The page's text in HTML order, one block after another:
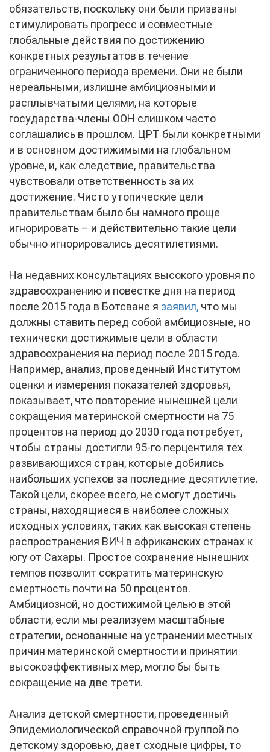
обязательств, поскольку они были призваны
стимулировать прогресс и совместные
глобальные действия по достижению
конкретных результатов в течение
ограниченного периода времени. Они не были
нереальными, излишне амбициозными и
расплывчатыми целями, на которые
государства-члены ООН слишком часто
соглашались в прошлом. ЦРТ были конкретными
и в основном достижимыми на глобальном
уровне, и, как следствие, правительства
чувствовали ответственность за их
достижение. Чисто утопические цели
правительствам было бы намного проще
игнорировать – и действительно такие цели
обычно игнорировались десятилетиями.
На недавних консультациях высокого уровня по
здравоохранению и повестке дня на период
после 2015 года в Ботсване я заявил, что мы
должны ставить перед собой амбициозные, но
технически достижимые цели в области
здравоохранения на период после 2015 года.
Например, анализ, проведенный Институтом
оценки и измерения показателей здоровья,
показывает, что повторение нынешней цели
сокращения материнской смертности на 75
процентов на период до 2030 года потребует,
чтобы страны достигли 95-го перцентиля тех
развивающихся стран, которые добились
наибольших успехов за последние десятилетие.
Такой цели, скорее всего, не смогут достичь
страны, находящиеся в наиболее сложных
исходных условиях, таких как высокая степень
распространения ВИЧ в африканских странах к
югу от Сахары. Простое сохранение нынешних
темпов позволит сократить материнскую
смертность почти на 50 процентов.
Амбициозной, но достижимой целью в этой
области, если мы реализуем масштабные
стратегии, основанные на устранении местных
причин материнской смертности и принятии
высокоэффективных мер, могло бы быть
сокращение на две трети.
Анализ детской смертности, проведенный
Эпидемиологической справочной группой по
детскому здоровью, дает сходные цифры, то